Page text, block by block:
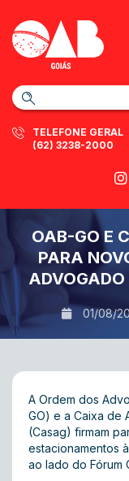
TELEFONE GERAL
(62) 3238-2000
OAB-GO E
PARA
ADVOGADO
01/08/
A Ordem dos
GO) e a Caixa de
(Casag) firmam
estacionamentos
ao lado do Fórum